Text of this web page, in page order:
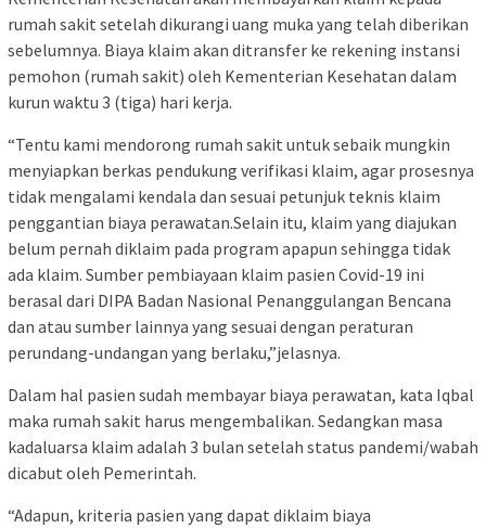
rumah sakit setelah dikurangi uang muka yang telah diberikan
sebelumnya. Biaya klaim akan ditransfer ke rekening instansi
pemohon (rumah sakit) oleh Kementerian Kesehatan dalam
kurun waktu 3 (tiga) hari kerja.
“Tentu kami mendorong rumah sakit untuk sebaik mungkin
menyiapkan berkas pendukung verifikasi klaim, agar prosesnya
tidak mengalami kendala dan sesuai petunjuk teknis klaim
penggantian biaya perawatan.Selain itu, klaim yang diajukan
belum pernah diklaim pada program apapun sehingga tidak
ada klaim. Sumber pembiayaan klaim pasien Covid-19 ini
berasal dari DIPA Badan Nasional Penanggulangan Bencana
dan atau sumber lainnya yang sesuai dengan peraturan
perundang-undangan yang berlaku,”jelasnya.
Dalam hal pasien sudah membayar biaya perawatan, kata Iqbal
maka rumah sakit harus mengembalikan. Sedangkan masa
kadaluarsa klaim adalah 3 bulan setelah status pandemi/wabah
dicabut oleh Pemerintah.
“Adapun, kriteria pasien yang dapat diklaim biaya